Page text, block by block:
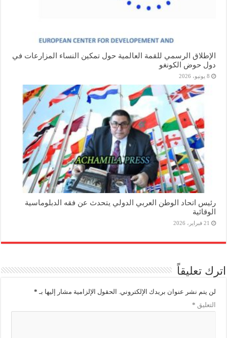
الإطلاق الرسمي للقمة العالمية حول تمكين النساء المزارعات في
دول حوض الكونغو
8 يونيو، 2026
رئيس اتحاد الوطن العربي الدولي يتحدث عن فقه الدبلوماسية
الوقائية
21 فبراير، 2026
اترك تعليقاً
لن يتم نشر عنوان بريدك الإلكتروني. الحقول الإلزامية مشار إليها بـ *
التعليق *